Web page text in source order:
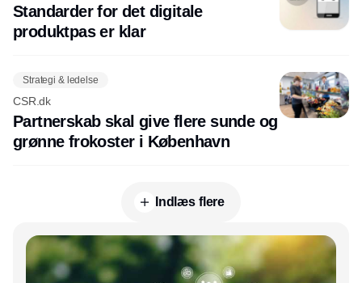
Standarder for det digitale
produktpas er klar
Strategi & ledelse
CSR.dk
Partnerskab skal give flere sunde og
grønne frokoster i København
Indlæs flere
Annonce